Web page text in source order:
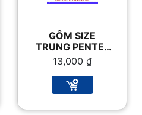
GÔM SIZE
TRUNG PENTEL
ZEH-05
13,000 ₫